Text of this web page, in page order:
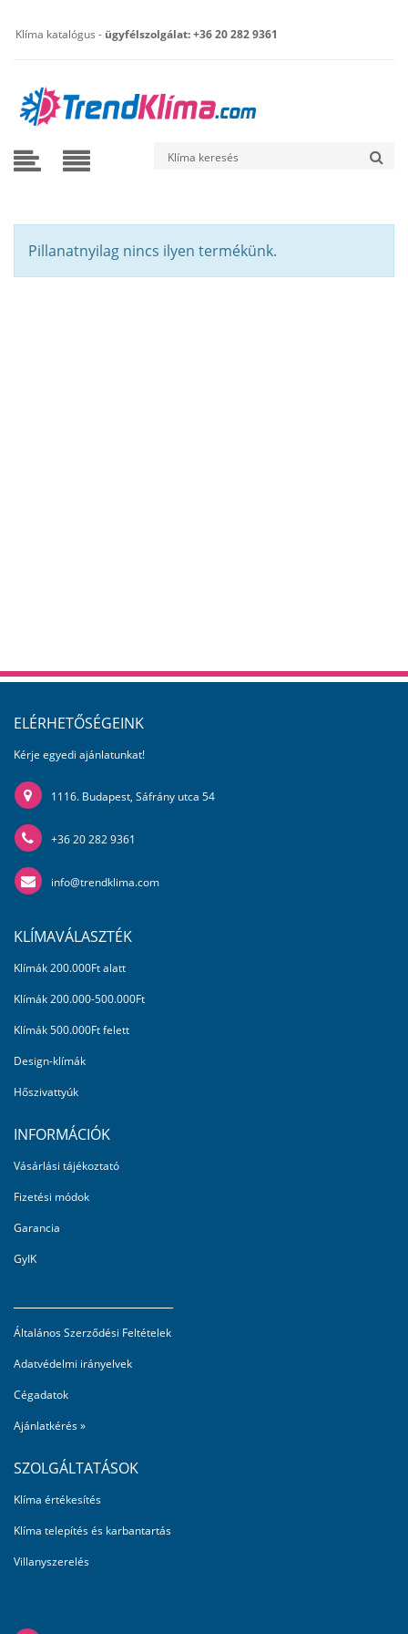
Klíma katalógus - ügyfélszolgálat: +36 20 282 9361
Pillanatnyilag nincs ilyen termékünk.
ELÉRHETŐSÉGEINK
Kérje egyedi ajánlatunkat!
1116. Budapest, Sáfrány utca 54
+36 20 282 9361
info@trendklima.com
KLÍMAVÁLASZTÉK
Klímák 200.000Ft alatt
Klímák 200.000-500.000Ft
Klímák 500.000Ft felett
Design-klímák
Hőszivattyúk
INFORMÁCIÓK
Vásárlási tájékoztató
Fizetési módok
Garancia
GyIK
Általános Szerződési Feltételek
Adatvédelmi irányelvek
Cégadatok
Ajánlatkérés »
SZOLGÁLTATÁSOK
Klíma értékesítés
Klíma telepítés és karbantartás
Villanyszerelés